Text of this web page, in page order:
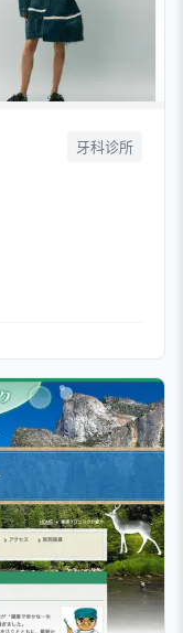
牙科诊所